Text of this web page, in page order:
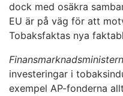
dock med osäkra
EU är på väg för att
Tobaksfaktas nya
Finansmarknadsministern
investeringar i
exempel AP-fonderna